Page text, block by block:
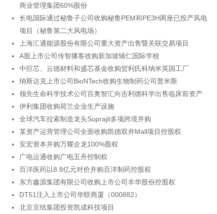
商业管理集团60%股份
长电国际通过秘鲁子公司收购秘鲁PEM和PE3H两座已投产风电
项目（秘鲁第二大风电场）
上海汇通能源股份有限公司重大资产出售暨关联交易项目
A股上市公司传智播客收购新加坡辅仁国际学校
中巨芯、云德材料和盛芯基金收购贺利氏科纳米英国工厂
纳斯达克上市公司BioNTech收购生物制药公司普米斯
领先生命科学技术公司百奥智汇向吉利德科学出售临床前资产
伊利集团收购荷兰企业生产设施
全球汽车拉索制造龙头Suprajit多项跨境并购
某资产运营管理公司全面收购凯德双井Mall项目控股权
安宏资本并购万耀企龙100%股权
广电运通收购广电五舟控制权
百洋医药以8.8亿元对价并购百洋制药控股权
东方鑫源集团有限公司收购上市公司丰华股份控股权
DT51注入上市公司华联商厦（000882）
北京京纸集团投资凯成科技项目